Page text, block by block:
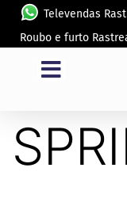
Televendas
Roubo e furto